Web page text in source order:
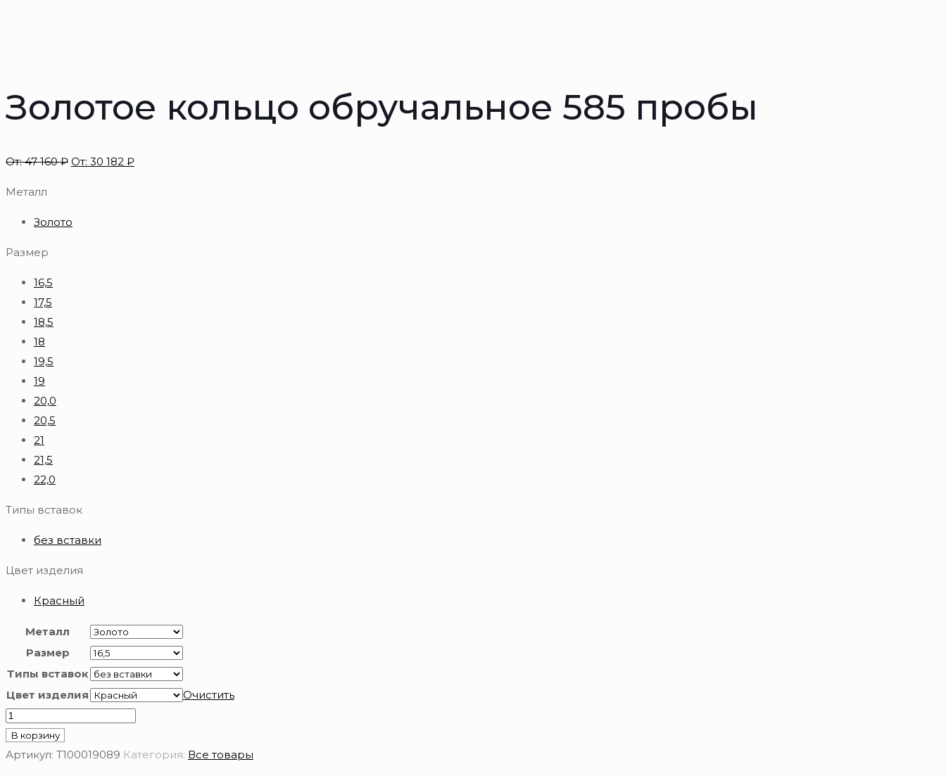
Золотое кольцо обручальное 585 пробы
От:47 160₽ От: 30 182 ₽
Металл
Золото
Размер
16,5
17,5
18,5
18
19,5
19
20,0
20,5
21
21,5
22,0
Типы вставок
без вставки
Цвет изделия
Красный
Металл
Размер
Типы вставок
Цвет изделия
Очистить
Количество
товара
Золотое
В корзину
Артикул: Т100019089 Категория: Все товары